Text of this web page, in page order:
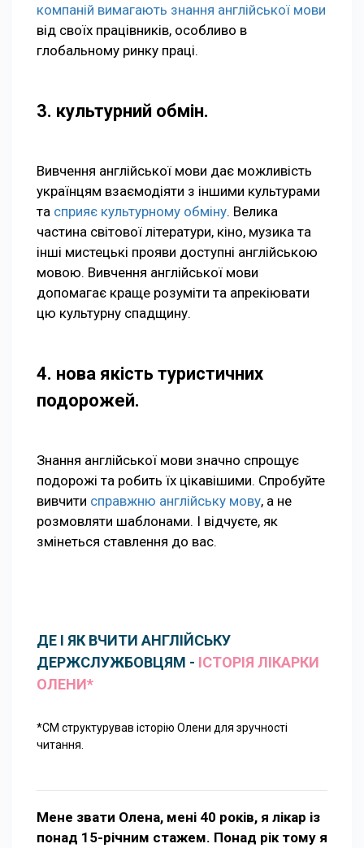
компаній вимагають знання англійської мови
від своїх працівників, особливо в
глобальному ринку праці.
3. культурний обмін.
Вивчення англійської мови дає можливість
українцям взаємодіяти з іншими культурами
та сприяє культурному обміну. Велика
частина світової літератури, кіно, музика та
інші мистецькі прояви доступні англійською
мовою. Вивчення англійської мови
допомагає краще розуміти та апрекіювати
цю культурну спадщину.
4. нова якість туристичних
подорожей.
Знання англійської мови значно спрощує
подорожі та робить їх цікавішими. Спробуйте
вивчити справжню англійську мову, а не
розмовляти шаблонами. І відчуєте, як
змінеться ставлення до вас.
ДЕ І ЯК ВЧИТИ АНГЛІЙСЬКУ
ДЕРЖСЛУЖБОВЦЯМ - ІСТОРІЯ ЛІКАРКИ
ОЛЕНИ*
*СМ структурував історію Олени для зручності
читання.
Мене звати Олена, мені 40 років, я лікар із
понад 15-річним стажем. Понад рік тому я